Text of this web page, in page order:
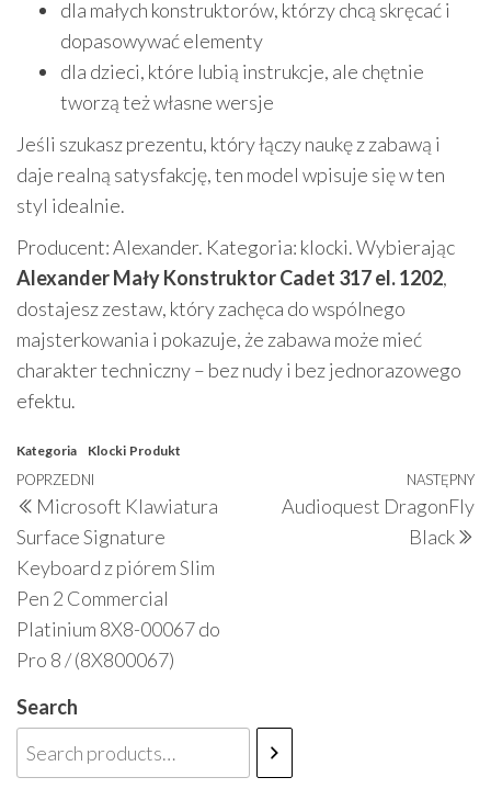
dla małych konstruktorów, którzy chcą skręcać i
dopasowywać elementy
dla dzieci, które lubią instrukcje, ale chętnie
tworzą też własne wersje
Jeśli szukasz prezentu, który łączy naukę z zabawą i
daje realną satysfakcję, ten model wpisuje się w ten
styl idealnie.
Producent: Alexander. Kategoria: klocki. Wybierając
Alexander Mały Konstruktor Cadet 317 el. 1202,
dostajesz zestaw, który zachęca do wspólnego
majsterkowania i pokazuje, że zabawa może mieć
charakter techniczny – bez nudy i bez jednorazowego
efektu.
Kategoria Klocki Produkt
Nawigacja
wpisu
Poprzedni
wpis
POPRZEDNI
Microsoft Klawiatura
Surface Signature
Keyboard z piórem Slim
Pen 2 Commercial
Platinium 8X8-00067 do
Pro 8 / (8X800067)
NASTĘPNY
Audioquest DragonFly
Black
Search